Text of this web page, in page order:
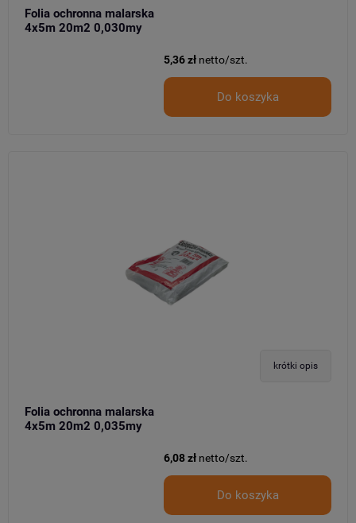
Folia ochronna malarska
4x5m 20m2 0,030my
5,36 zł netto/szt.
Do koszyka
krótki opis
Folia ochronna malarska
4x5m 20m2 0,035my
6,08 zł netto/szt.
Do koszyka